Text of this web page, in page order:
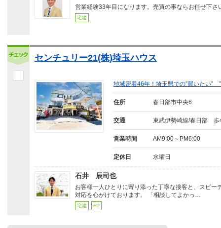
営業経験33年目になります。売買の事ならお任せ下さ
宅建
センチュリー21(株)埼玉ハウス
地域密着46年！埼玉県での”買いたい”
住所 春日部市中央6
交通 東武伊勢崎線/春日部 歩
営業時間 AM9:00～PM6:00
定休日 水曜日
石井 辰司也
お客様一人ひとりに寄り添った丁寧な接客と、スピー
対応を心がけております。 「相談してよかっ…
宅建 FP